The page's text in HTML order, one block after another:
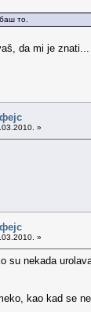
то.
da mi je znati...
»
»
su nekada
kao kad se